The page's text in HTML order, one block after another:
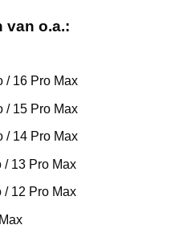
van o.a.:
/ 16 Pro Max
/ 15 Pro Max
/ 14 Pro Max
/ 13 Pro Max
/ 12 Pro Max